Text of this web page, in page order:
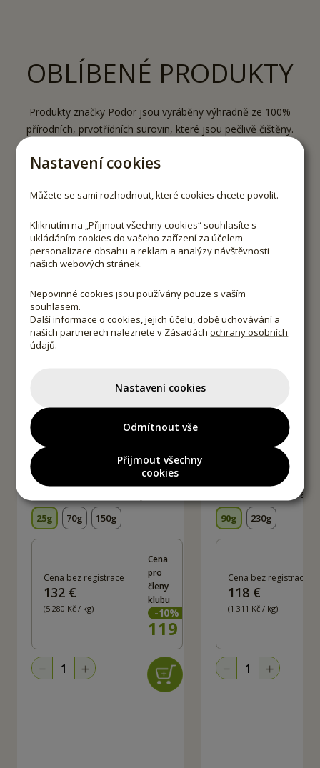
OBLÍBENÉ PRODUKTY
Produkty značky Pödör jsou vyráběny výhradně ze 100%
přírodních, prvotřídních surovin, které jsou pečlivě čištěny.
-10%
25g 70g 150g
Cena bez registrace
132 €
(5 280 Kč / kg)
Cena
pro
členy
klubu
-10%
119
Bio Panela
90g 230g
Cena bez registrace
118 €
(1 311 Kč / kg)
Nastavení cookies
Můžete se sami rozhodnout, které cookies chcete povolit.
Kliknutím na „Přijmout všechny cookies“ souhlasíte s
ukládáním cookies do vašeho zařízení za účelem
personalizace obsahu a reklam a analýzy návštěvnosti
našich webových stránek.
Nepovinné cookies jsou používány pouze s vaším
souhlasem.
Další informace o cookies, jejich účelu, době uchovávání a
našich partnerech naleznete v Zásadáchochrany osobních
údajů.
Nastavení cookies
Odmítnout vše
Přijmout všechny
cookies